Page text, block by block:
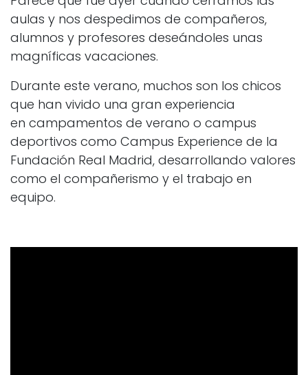
aulas y nos despedimos de compañeros,
alumnos y profesores deseándoles unas
magníficas vacaciones.
Durante este verano, muchos son los chicos
que han vivido una gran experiencia
en campamentos de verano o campus
deportivos como Campus Experience de la
Fundación Real Madrid, desarrollando valores
como el compañerismo y el trabajo en
equipo.